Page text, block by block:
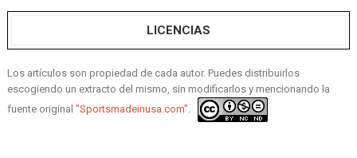
LICENCIAS
Los artículos son propiedad de cada autor. Puedes distribuirlos
escogiendo un extracto del mismo, sin modificarlos y mencionando la
fuente original "Sportsmadeinusa.com".